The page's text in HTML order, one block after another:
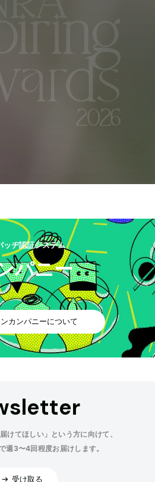
ッヂ認証システム
パニー
カンパニーについて
けてほしい」という方に向けて、
週3〜4回程度お届けします。
受け取る